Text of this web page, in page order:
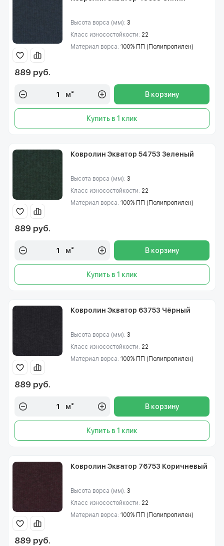
Высота ворса (мм): 3
Класс износостойкости: 22
Материал ворса: 100% ПП (Полипропилен)
889 руб.
м² В корзину
Купить в 1 клик
Ковролин Экватор 54753 Зеленый
Высота ворса (мм): 3
Класс износостойкости: 22
Материал ворса: 100% ПП (Полипропилен)
889 руб.
м² В корзину
Купить в 1 клик
Ковролин Экватор 63753 Чёрный
Высота ворса (мм): 3
Класс износостойкости: 22
Материал ворса: 100% ПП (Полипропилен)
889 руб.
м² В корзину
Купить в 1 клик
Ковролин Экватор 76753 Коричневый
Высота ворса (мм): 3
Класс износостойкости: 22
Материал ворса: 100% ПП (Полипропилен)
889 руб.